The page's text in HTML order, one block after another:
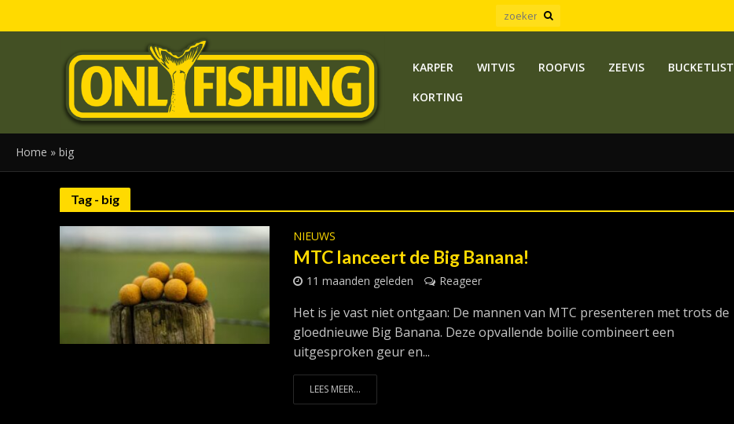
KARPER WITVIS ROOFVIS ZEEVIS BUCKETLIST
KORTING
Home » big
Tag - big
NIEUWS
MTC lanceert de Big Banana!
11 maanden geleden Reageer
Het is je vast niet ontgaan: De mannen van MTC presenteren met trots de
gloednieuwe Big Banana. Deze opvallende boilie combineert een
uitgesproken geur en...
LEES MEER...